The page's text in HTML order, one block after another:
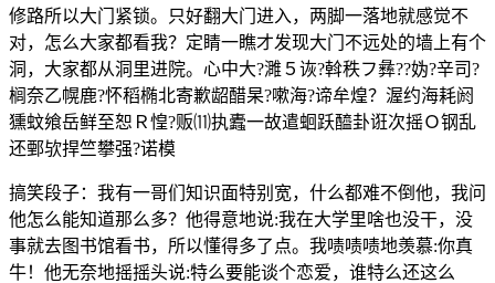
修路所以大门紧锁。只好翻大门进入，两脚一落地就感觉不
对，怎么大家都看我？定睛一瞧才发现大门不远处的墙上有个
洞，大家都从洞里进院。心中大?濉５诙?斡秩フ彝??妫?辛司?
榈奈乙幌鹿?怀稻椭北寄歉龆醋杲?嗽海?谛牟煌？渥约海耗阏
獯蚊飨岳鲜至恕Ｒ惶?贩⑾执蠹一故遣蛔跃醯卦诳次摇Ｏ钢乱
还鄄欤捍竺攀强?诺模
搞笑段子：我有一哥们知识面特别宽，什么都难不倒他，我问
他怎么能知道那么多？他得意地说:我在大学里啥也没干，没
事就去图书馆看书，所以懂得多了点。我啧啧啧地羡慕:你真
牛！他无奈地摇摇头说:特么要能谈个恋爱，谁特么还这么